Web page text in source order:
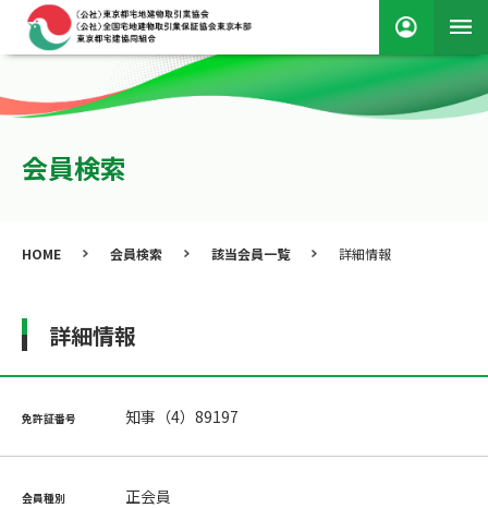
会員検索
HOME 会員検索 該当会員一覧 詳細情報
詳細情報
免許証番号 知事（4）89197
会員種別 正会員